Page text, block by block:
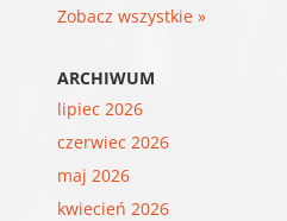
Zobacz wszystkie »
ARCHIWUM
lipiec 2026
czerwiec 2026
maj 2026
kwiecień 2026